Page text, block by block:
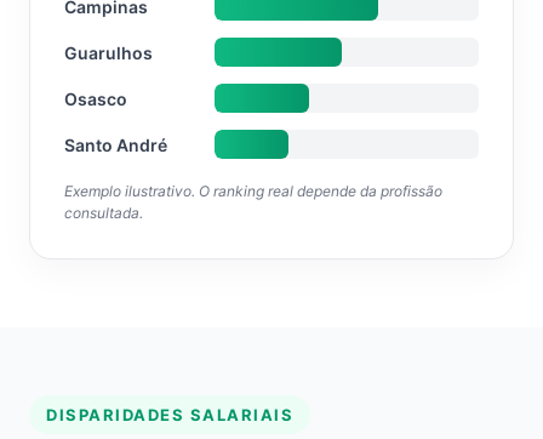
Campinas
Guarulhos
Osasco
Santo André
Exemplo ilustrativo. O ranking real depende da profissão
consultada.
DISPARIDADES SALARIAIS